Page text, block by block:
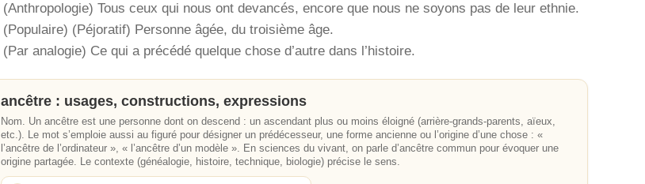
(Anthropologie) Tous ceux qui nous ont devancés, encore que nous ne soyons pas de leur ethnie.
(Populaire) (Péjoratif) Personne âgée, du troisième âge.
(Par analogie) Ce qui a précédé quelque chose d’autre dans l’histoire.
ancêtre : usages, constructions, expressions
Nom. Un ancêtre est une personne dont on descend : un ascendant plus ou moins éloigné (arrière-grands-parents, aïeux,
etc.). Le mot s’emploie aussi au figuré pour désigner un prédécesseur, une forme ancienne ou l’origine d’une chose : «
l’ancêtre de l’ordinateur », « l’ancêtre d’un modèle ». En sciences du vivant, on parle d’ancêtre commun pour évoquer une
origine partagée. Le contexte (généalogie, histoire, technique, biologie) précise le sens.